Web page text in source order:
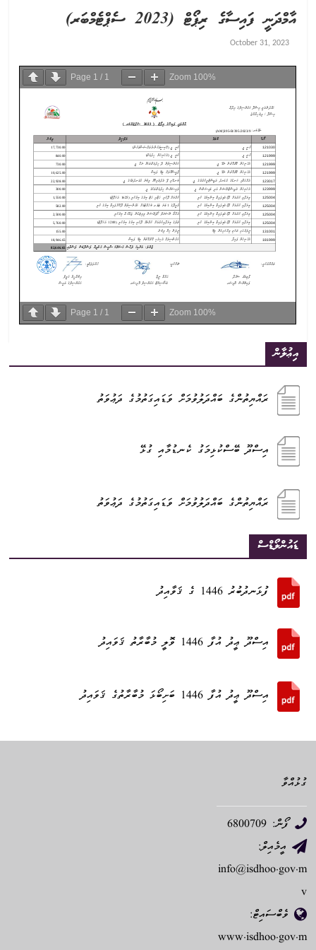
އާމްދަނީ ފައިސާގެ ރިޕޯޓް (2023 ސެޕްޓެމްބަރ)
October 31, 2023
Page 1 / 1 Zoom 100%
Page 1 / 1 Zoom 100%
އިޢުލާން
ރައްޔިތުންގެ ބައްދަލުވުމަށް ވަޑައިގަތުމުގެ ދަޢުވަތު
އިސްދޫ ބޭސްކުޅިމަގު ކެނޑުމާއި ގުޅޭ
ރައްޔިތުންގެ ބައްދަލުވުމަށް ވަޑައިގަތުމުގެ ދަޢުވަތު
ޑައުންލޯޑްސް
ފުޅަނދުބުރު 1446 ގެ ޤަވާއިދު
އިސްދޫ ޢީދު އުފާ 1446 ވޮލީ މުބާރާތު ޤަވައިދު
އިސްދޫ ޢީދު އުފާ 1446 ބަށިބޯޅަ މުބާރާތުގެ ޤަވައިދު
ގުޅުއްވާ
ފޯން: 6800709
އީމެއިލް:
info@isdhoo.gov.m
v
ވެބްސައިޓް:
www.isdhoo.gov.m